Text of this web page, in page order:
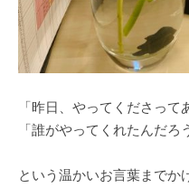
「昨日、やってくださって
「誰がやってくれたんだろ
という温かいお言葉までか